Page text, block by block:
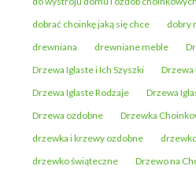
dobrać choinkę jaką się chce
dobry
drewniana
drewniane meble
Drzewa Iglaste i Ich Szyszki
Drzewa
Drzewa Iglaste Rodzaje
Drzewa
Drzewa ozdobne
Drzewka
drzewka i krzewy ozdobne
drzewko świąteczne
Drzewo na